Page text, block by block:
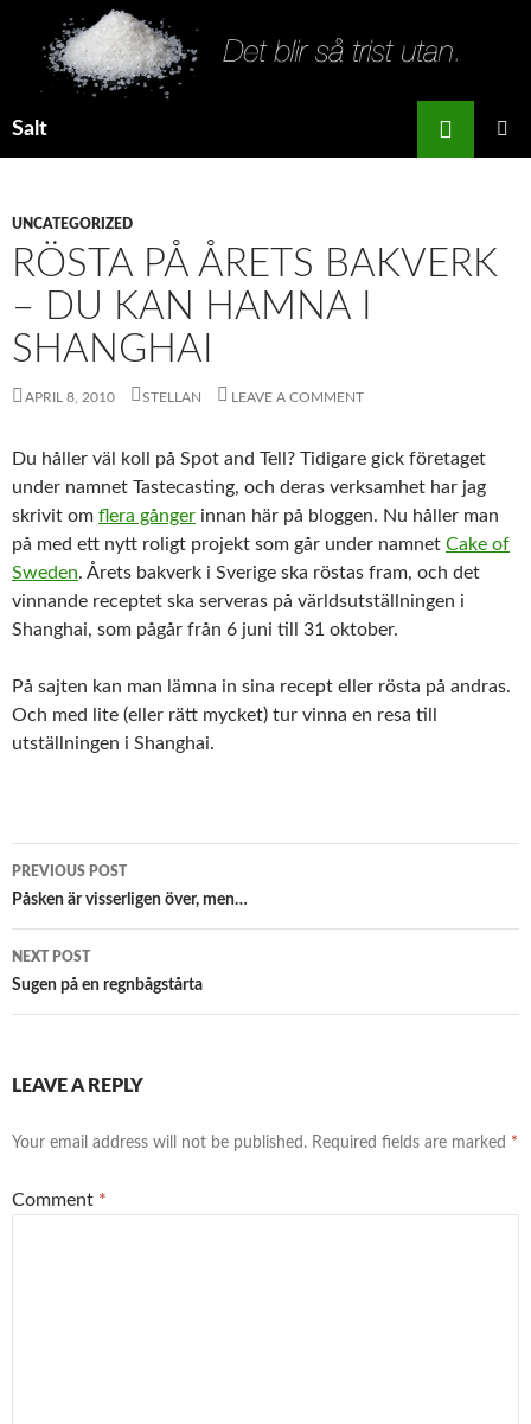
Salt
UNCATEGORIZED
RÖSTA PÅ ÅRETS BAKVERK
– DU KAN HAMNA I
SHANGHAI
APRIL 8, 2010 STELLAN LEAVE A COMMENT
Du håller väl koll på Spot and Tell? Tidigare gick företaget
under namnet Tastecasting, och deras verksamhet har jag
skrivit om flera gånger innan här på bloggen. Nu håller man
på med ett nytt roligt projekt som går under namnet Cake of
Sweden. Årets bakverk i Sverige ska röstas fram, och det
vinnande receptet ska serveras på världsutställningen i
Shanghai, som pågår från 6 juni till 31 oktober.
På sajten kan man lämna in sina recept eller rösta på andras.
Och med lite (eller rätt mycket) tur vinna en resa till
utställningen i Shanghai.
Post
navigation
PREVIOUS POST
Påsken är visserligen över, men…
NEXT POST
Sugen på en regnbågstårta
LEAVE A REPLY
Your email address will not be published. Required fields are marked *
Comment *